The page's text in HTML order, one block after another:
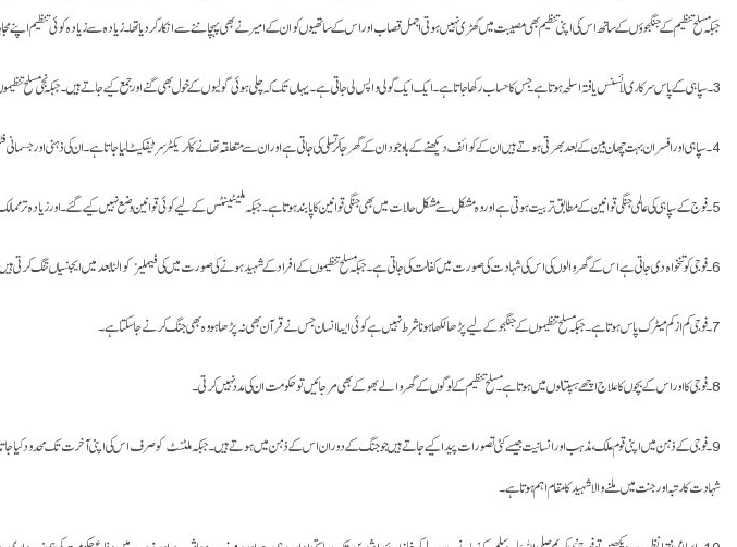
جبکہ مسلح تنظیم کے جنگجوؤں کے ساتھ اس کی اپنی تنظیم بھی مصیبت میں کھڑی نہیں ہوتی اجمل قصاب اور اس کے ساتھیوں کو ان کے امیر نے بھی پہچاننے سے انکار کر دیا تھا۔ زیادہ سے زیادہ کوئی تنظیم اپنے
3۔ سپاہی کے پاس سرکاری لائسنس یافتہ اسلحہ ہوتا ہے۔جس کا حساب رکھا جاتا ہے۔ ایک ایک گولی واپس لی جاتی ہے۔ یہاں تک کہ چلی ہوئی گولیوں کے خول بھی گنے اور جمع کیے جاتے ہیں۔ جبکہ نجی مسلح تنظیموں کے پاس بغیر لائسنس کے اسلحہ ہوتا ہے جس کا کوئی ریکارڈ نہیں ہوتا۔ جب جہاں جتنا چاہیں استعمال کر لیں۔ یعنی یہ اسلحہ ذاتی دشمنی کے لیے بھی استعمال ہو سکتا ہے۔
4۔سپاہی اور افسران بہت چھان بین کے بعد بھرتی ہوتے ہیں ان کے کوائف دیکھنے کے باوجود ان کے گھر جا کر تسلی کی جاتی ہے اور ان سے متعلقہ تھانے کا کریکٹر سرٹیفکیٹ لیا جاتا ہے۔ ان کی ذہنی اور جسمانی فٹنس کا معائنہ کیا جاتا ہے۔ جبکہ نجی مسلح افراد کو تنظیم میں رکھتے ہوئے بس کلمہ اور جنگی جذبہ دیکھا جاتا ہے۔
5۔فوج کے سپاہی کی عالمی جنگی قوانین کے مطابق تربیت ہوتی ہے اور وہ مشکل سے مشکل حالات میں بھی جنگی قوانین کا پابند ہوتا ہے۔ جبکہ ملیٹینٹس کے لیے کوئی قوانین وضع نہیں کیے گئے۔ اور زیادہ تر ممالک نے یہ تنظیمیں اسی لیے بنا رکھی ہیں تا کہ ان سے وہ کام لیا جا سکے جس کی اجازت فوج کا قانون نہیں دیتا۔ اسی لیے پاکستانی حکومت نے کبھی یہ تسلیم نہیں کیا کہ کشمیر میں کوئی پاکستانی مسلح تنظیم کام کر رہی ہے۔
6۔فوجی کو تنخواہ دی جاتی ہے اس کے گھر والوں کی اس کی شہادت کی صورت میں کفالت کی جاتی ہے۔ جبکہ مسلح تنظیموں کے افراد کے شہید ہونے کی صورت میں کی فیملیز کو الٹا بعد میں ایجنسیاں تنگ کرتی ہیں۔
7۔ فوجی کم از کم میٹرک پاس ہوتا ہے۔ جبکہ مسلح تنظیموں کے جنگجو کے لیے پڑھا لکھا ہونا شرط نہیں ہے کوئی ایسا انسان جس نے قرآن بھی نہ پڑھا ہو وہ بھی جنگ کرنے جا سکتا ہے۔
8۔فوجی کا اور اس کے بچوں کا علاج اچھے ہسپتالوں میں ہوتا ہے۔ مسلح تنظیم کے لوگوں کے گھر والے بھوکے بھی مر جائیں تو حکومت ان کی مدد نہیں کرتی۔
9۔فوجی کے ذہن میں اپنی قوم، ملک، مذہب اور انسانیت جیسے کئی تصورات پیدا کیے جاتے ہیں جو جنگ کے دوران اس کے ذہن میں ہوتے ہیں۔ جبکہ ملٹنٹ کو صرف اس کی اپنی آخرت تک محدود
شہادت کا رتبہ اور جنت میں ملنے والا شہید کا مقام اہم ہوتا ہے۔